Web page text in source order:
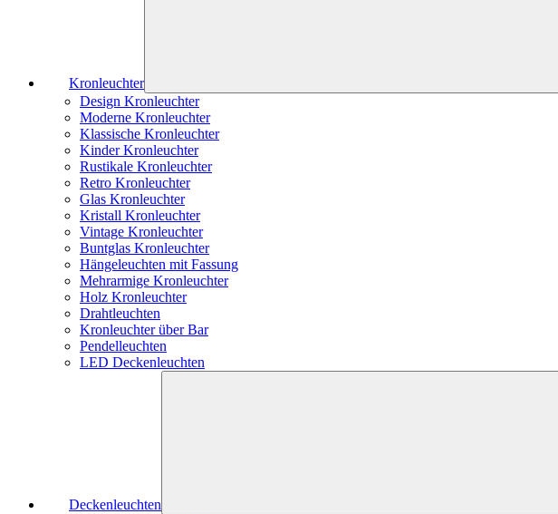
Kronleuchter
Design Kronleuchter
Moderne Kronleuchter
Klassische Kronleuchter
Kinder Kronleuchter
Rustikale Kronleuchter
Retro Kronleuchter
Glas Kronleuchter
Kristall Kronleuchter
Vintage Kronleuchter
Buntglas Kronleuchter
Hängeleuchten mit Fassung
Mehrarmige Kronleuchter
Holz Kronleuchter
Drahtleuchten
Kronleuchter über Bar
Pendelleuchten
LED Deckenleuchten
Deckenleuchten